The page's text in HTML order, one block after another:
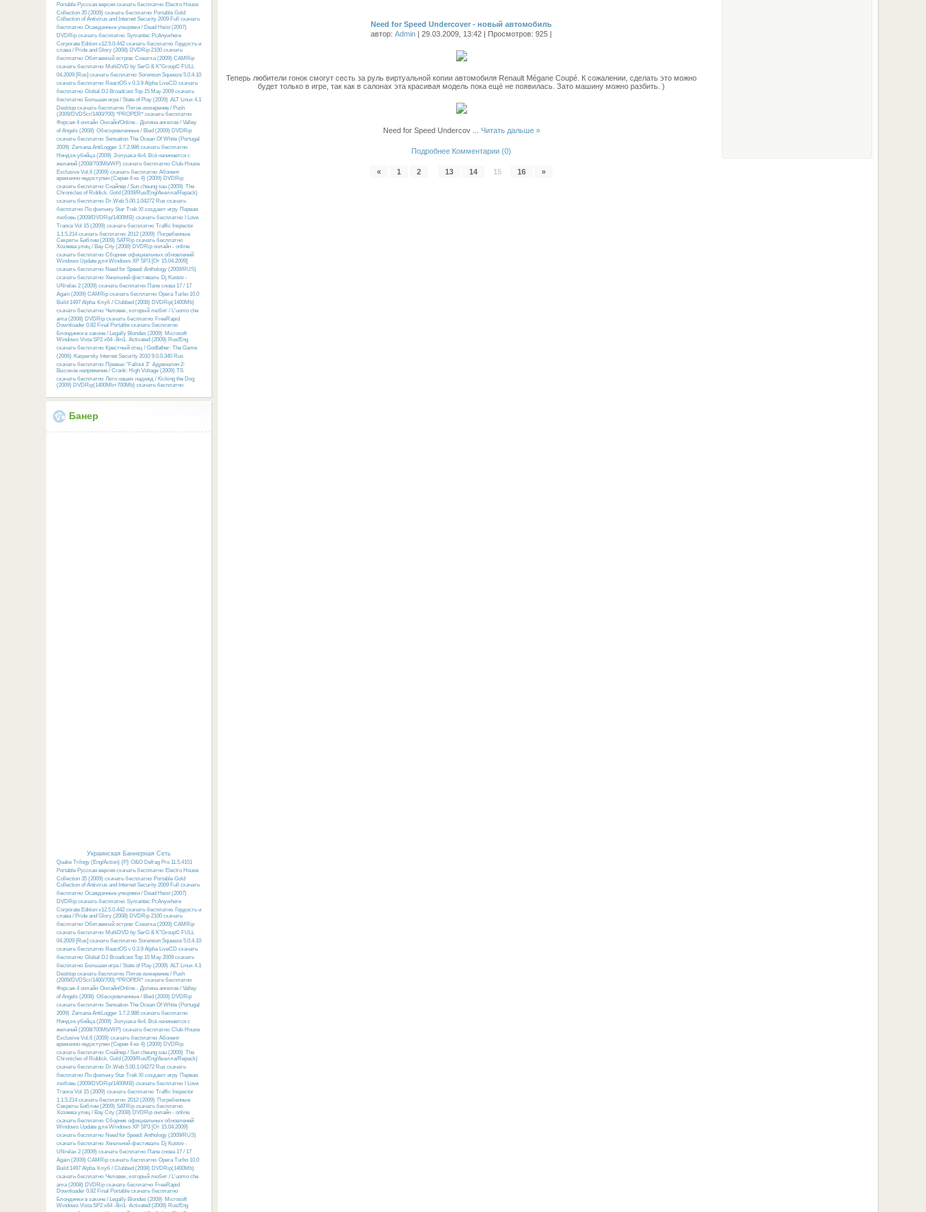
Portable Русская версия скачать бесплатно Electro House
Collection 35 (2009) скачать бесплатно Portable Gold
Collection of Antivirus and Internet Security 2009 Full скачать
бесплатно Осажденные упырями / Dead Heist (2007)
DVDRip скачать бесплатно Symantec PcAnywhere
Corporate Edition v12.5.0.442 скачать бесплатно Гордость и
слава / Pride and Glory (2008) DVDRip 2100 скачать
бесплатно Обитаемый остров: Схватка (2009) CAMRip
скачать бесплатно MultiDVD by SerG & K°Group© FULL
04.2009 [Rus] скачать бесплатно Sorenson Squeeze 5.0.4.10
скачать бесплатно ReactOS v 0.3.9 Alpha LiveCD скачать
бесплатно Global DJ Broadcast Top 15 May 2009 скачать
бесплатно Большая игра / State of Play (2009) ALT Linux 4.1
Desktop скачать бесплатно Пятое измерение / Push
(2009/DVDScr/1400/700) *PROPER* скачать бесплатно
Форсаж 4 онлайн Онлайн/Online - Долина ангелов / Valley
of Angels (2008) Обескровленные / Bled (2009) DVDRip
скачать бесплатно Sensation The Ocean Of White (Portugal
2009) Zemana AntiLogger 1.7.2.986 скачать бесплатно
Ниндзя-убийца (2009) Золушка 4х4. Всё начинается с
желаний (2008/700Mb/WP) скачать бесплатно Club-House
Exclusive Vol.6 (2009) скачать бесплатно Абонент
временно недоступен (Серии 4 из 4) (2009) DVDRip
скачать бесплатно Снайпер / Sun cheung sau (2009) The
Chronicles of Riddick. Gold (2009/Rus/Eng/Акелла/Repack)
скачать бесплатно Dr.Web 5.00.1.04272 Rus скачать
бесплатно По фильму Star Trek XI создают игру Первая
любовь (2009/DVDRip/1400MB) скачать бесплатно
I Love
Trance Vol 15 (2009) скачать бесплатно Traffic Inspector
1.1.5.214 скачать бесплатно 2012 (2009) Погребенные
Секреты Библии (2009) SATRip скачать бесплатно
Хозяева улиц / Bay City (2008) DVDRip онлайн - online
скачать бесплатно Сборник официальных обновлений
Windows Update для Windows XP SP3 [От 15.04.2009]
скачать бесплатно Need for Speed: Anthology (2009/RUS)
скачать бесплатно Хмельной фестиваль Dj Kustov -
UNrelax 2 (2009) скачать бесплатно Папе снова 17 / 17
Again (2009) CAMRip скачать бесплатно Opera Turbo 10.0
Build 1497 Alpha Клуб / Clubbed (2008) DVDRip(1400Mb)
скачать бесплатно Человек, который любит / L'uomo che
ama (2008) DVDRip скачать бесплатно FreeRapid
Downloader 0.82 Final Portable скачать бесплатно
Блондинки в законе / Legally Blondes (2009) Microsoft
Windows Vista SP2 x64 -8in1- Activated (2009) Rus/Eng
скачать бесплатно Крестный отец / Godfather: The Game
(2006) Kaspersky Internet Security 2010 9.0.0.340 Rus
скачать бесплатно Превью "Fallout 3" Адреналин 2:
Высокое напряжение / Crank: High Voltage (2009) TS
скачать бесплатно Лето наших надежд / Kicking the Dog
(2009) DVDRip(1400Mb+700Mb) скачать бесплатно
Банер
Украинская Баннерная Сеть
Quake Trilogy (Eng/Action) {P} O&O Defrag Pro 11.5.4101
Portable Русская версия скачать бесплатно Electro House
Collection 35 (2009) скачать бесплатно Portable Gold
Collection of Antivirus and Internet Security 2009 Full скачать
бесплатно Осажденные упырями / Dead Heist (2007)
DVDRip скачать бесплатно Symantec PcAnywhere
Corporate Edition v12.5.0.442 скачать бесплатно Гордость и
слава / Pride and Glory (2008) DVDRip 2100 скачать
бесплатно Обитаемый остров: Схватка (2009) CAMRip
скачать бесплатно MultiDVD by SerG & K°Group© FULL
04.2009 [Rus] скачать бесплатно Sorenson Squeeze 5.0.4.10
скачать бесплатно ReactOS v 0.3.9 Alpha LiveCD скачать
бесплатно Global DJ Broadcast Top 15 May 2009 скачать
бесплатно Большая игра / State of Play (2009) ALT Linux 4.1
Desktop скачать бесплатно Пятое измерение / Push
(2009/DVDScr/1400/700) *PROPER* скачать бесплатно
Форсаж 4 онлайн Онлайн/Online - Долина ангелов / Valley
of Angels (2008) Обескровленные / Bled (2009) DVDRip
скачать бесплатно Sensation The Ocean Of White (Portugal
2009) Zemana AntiLogger 1.7.2.986 скачать бесплатно
Ниндзя-убийца (2009) Золушка 4х4. Всё начинается с
желаний (2008/700Mb/WP) скачать бесплатно Club-House
Exclusive Vol.6 (2009) скачать бесплатно Абонент
временно недоступен (Серии 4 из 4) (2009) DVDRip
скачать бесплатно Снайпер / Sun cheung sau (2009) The
Chronicles of Riddick. Gold (2009/Rus/Eng/Акелла/Repack)
скачать бесплатно Dr.Web 5.00.1.04272 Rus скачать
бесплатно По фильму Star Trek XI создают игру Первая
любовь (2009/DVDRip/1400MB) скачать бесплатно
I Love
Trance Vol 15 (2009) скачать бесплатно Traffic Inspector
1.1.5.214 скачать бесплатно 2012 (2009) Погребенные
Секреты Библии (2009) SATRip скачать бесплатно
Хозяева улиц / Bay City (2008) DVDRip онлайн - online
скачать бесплатно Сборник официальных обновлений
Windows Update для Windows XP SP3 [От 15.04.2009]
скачать бесплатно Need for Speed: Anthology (2009/RUS)
скачать бесплатно Хмельной фестиваль Dj Kustov -
UNrelax 2 (2009) скачать бесплатно Папе снова 17 / 17
Again (2009) CAMRip скачать бесплатно Opera Turbo 10.0
Build 1497 Alpha Клуб / Clubbed (2008) DVDRip(1400Mb)
скачать бесплатно Человек, который любит / L'uomo che
ama (2008) DVDRip скачать бесплатно FreeRapid
Downloader 0.82 Final Portable скачать бесплатно
Блондинки в законе / Legally Blondes (2009) Microsoft
Windows Vista SP2 x64 -8in1- Activated (2009) Rus/Eng
Need for Speed Undercover - новый автомобиль
автор:Admin | 29.03.2009, 13:42 | Просмотров: 925 |
Теперь любители гонок смогут сесть за руль виртуальной копии автомобиля Renault Mégane Coupé. К сожалении, сделать это можно
будет только в игре, так как в салонах эта красивая модель пока ещё не появилась. Зато машину можно разбить. )
Need for Speed Undercov Читать дальше »
Подробнее Комментарии (0)
« 1 2 13 14 15 16 »